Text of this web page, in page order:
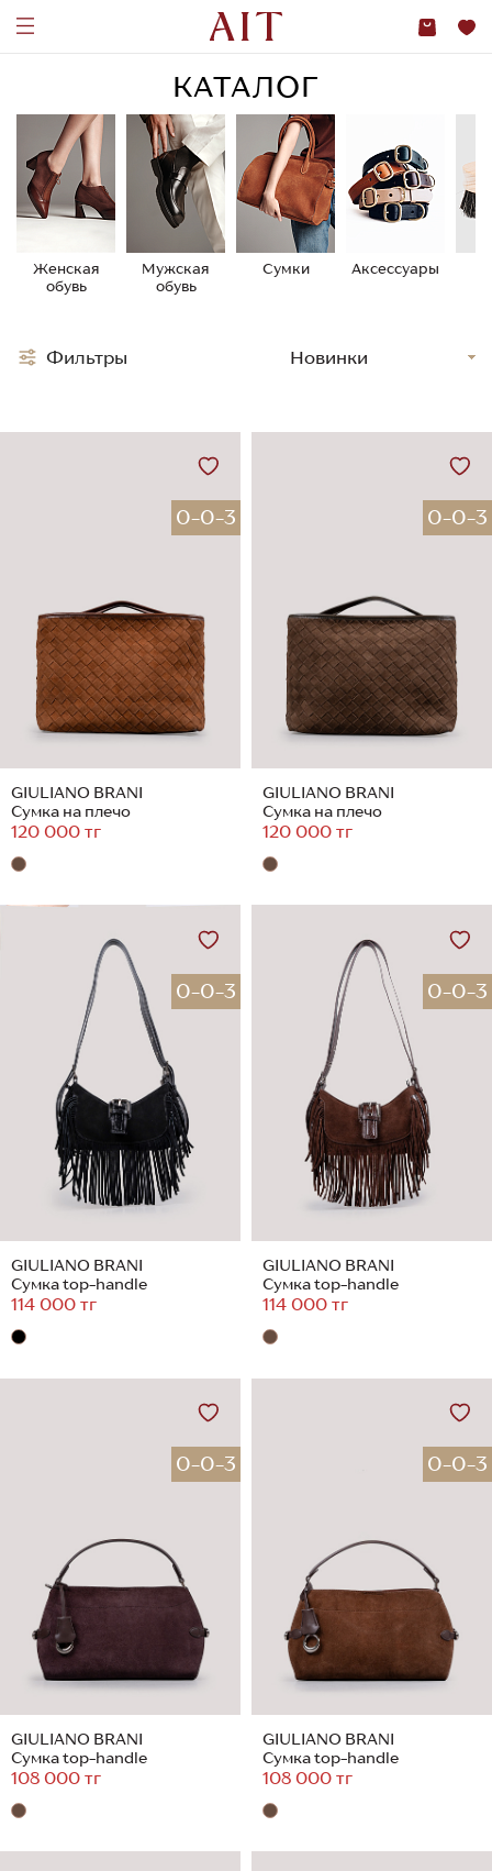
КАТАЛОГ
Женская
обувь
Мужская
обувь
Сумки Аксессуары
0-0-3
GIULIANO BRANI
Сумка на плечо
120 000 тг
0-0-3
GIULIANO BRANI
Сумка на плечо
120 000 тг
0-0-3
GIULIANO BRANI
Сумка top-handle
114 000 тг
0-0-3
GIULIANO BRANI
Сумка top-handle
114 000 тг
0-0-3
GIULIANO BRANI
Сумка top-handle
108 000 тг
0-0-3
GIULIANO BRANI
Сумка top-handle
108 000 тг
Фильтры